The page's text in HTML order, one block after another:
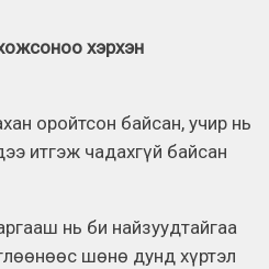
хэрхэн
оройтсон байсан, учир нь
итгэж чадахгүй байсан
нь би найзуудтайгаа
шөнө дунд хүртэл